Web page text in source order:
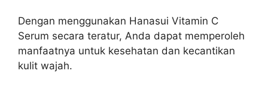
Dengan menggunakan Hanasui Vitamin C
Serum secara teratur, Anda dapat memperoleh
manfaatnya untuk kesehatan dan kecantikan
kulit wajah.